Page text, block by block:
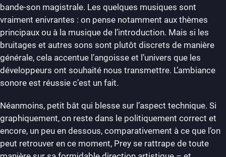
bande-son magistrale. Les quelques musiques sont
vraiment enivrantes : on pense notamment aux thèmes
principaux ou à la musique de l’introduction. Mais si les
bruitages et autres sons sont plutôt discrets de manière
générale, cela accentue l’angoisse et l’univers que les
développeurs ont souhaité nous transmettre. L’ambiance
sonore est réussie c’est un fait.
Néanmoins, petit bât qui blesse sur l’aspect technique. Si
graphiquement, on reste dans le politiquement correct et
encore, un peu en dessous, comparativement à ce que l’on
peut retrouver en ce moment, Prey se rattrape de toute